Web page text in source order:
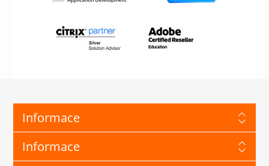
Informace
Informace